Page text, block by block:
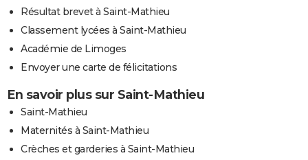
Résultat brevet à Saint-Mathieu
Classement lycées à Saint-Mathieu
Académie de Limoges
Envoyer une carte de félicitations
En savoir plus sur Saint-Mathieu
Saint-Mathieu
Maternités à Saint-Mathieu
Crèches et garderies à Saint-Mathieu